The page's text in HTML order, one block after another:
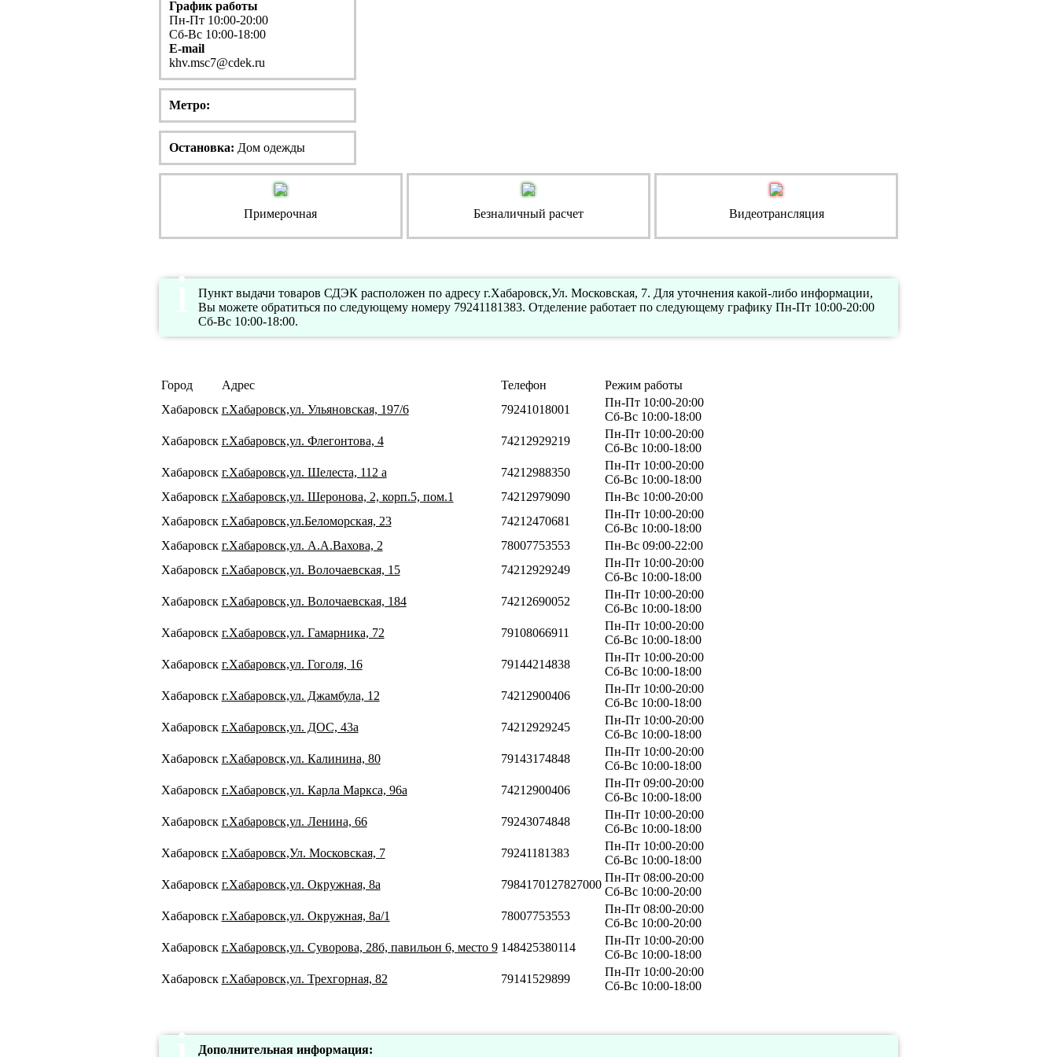
График работы
Пн-Пт 10:00-20:00
Сб-Вс 10:00-18:00
E-mail
khv.msc7@cdek.ru
Метро:
Остановка: Дом одежды
Примерочная Безналичный расчет Видеотрансляция
Пункт выдачи товаров СДЭК расположен по адресу г.Хабаровск,Ул. Московская, 7. Для уточнения какой-либо информации,
Вы можете обратиться по следующему номеру 79241181383. Отделение работает по следующему графику Пн-Пт 10:00-20:00
Сб-Вс 10:00-18:00.
Город Адрес Телефон
Режим работы
Хабаровск г.Хабаровск,ул. Ульяновская, 197/6 79241018001
Пн-Пт 10:00-20:00
Сб-Вс 10:00-18:00
Хабаровск г.Хабаровск,ул. Флегонтова, 4 74212929219
Пн-Пт 10:00-20:00
Сб-Вс 10:00-18:00
Хабаровск г.Хабаровск,ул. Шелеста, 112 а 74212988350
Пн-Пт 10:00-20:00
Сб-Вс 10:00-18:00
Хабаровск г.Хабаровск,ул. Шеронова, 2, корп.5, пом.1 74212979090
Пн-Вс 10:00-20:00
Хабаровск г.Хабаровск,ул.Беломорская, 23 74212470681
Пн-Пт 10:00-20:00
Сб-Вс 10:00-18:00
Хабаровск г.Хабаровск,ул. А.А.Вахова, 2 78007753553
Пн-Вс 09:00-22:00
Хабаровск г.Хабаровск,ул. Волочаевская, 15 74212929249
Пн-Пт 10:00-20:00
Сб-Вс 10:00-18:00
Хабаровск г.Хабаровск,ул. Волочаевская, 184 74212690052
Пн-Пт 10:00-20:00
Сб-Вс 10:00-18:00
Хабаровск г.Хабаровск,ул. Гамарника, 72 79108066911
Пн-Пт 10:00-20:00
Сб-Вс 10:00-18:00
Хабаровск г.Хабаровск,ул. Гоголя, 16 79144214838
Пн-Пт 10:00-20:00
Сб-Вс 10:00-18:00
Хабаровск г.Хабаровск,ул. Джамбула, 12 74212900406
Пн-Пт 10:00-20:00
Сб-Вс 10:00-18:00
Хабаровск г.Хабаровск,ул. ДОС, 43а 74212929245
Пн-Пт 10:00-20:00
Сб-Вс 10:00-18:00
Хабаровск г.Хабаровск,ул. Калинина, 80 79143174848
Пн-Пт 10:00-20:00
Сб-Вс 10:00-18:00
Хабаровск г.Хабаровск,ул. Карла Маркса, 96а 74212900406
Пн-Пт 09:00-20:00
Сб-Вс 10:00-18:00
Хабаровск г.Хабаровск,ул. Ленина, 66 79243074848
Пн-Пт 10:00-20:00
Сб-Вс 10:00-18:00
Хабаровск г.Хабаровск,Ул. Московская, 7 79241181383
Пн-Пт 10:00-20:00
Сб-Вс 10:00-18:00
Хабаровск г.Хабаровск,ул. Окружная, 8а 7984170127827000
Пн-Пт 08:00-20:00
Сб-Вс 10:00-20:00
Хабаровск г.Хабаровск,ул. Окружная, 8а/1 78007753553
Пн-Пт 08:00-20:00
Сб-Вс 10:00-20:00
Хабаровск г.Хабаровск,ул. Суворова, 28б, павильон 6, место 9 148425380114
Пн-Пт 10:00-20:00
Сб-Вс 10:00-18:00
Хабаровск г.Хабаровск,ул. Трехгорная, 82 79141529899
Пн-Пт 10:00-20:00
Сб-Вс 10:00-18:00
Дополнительная информация: